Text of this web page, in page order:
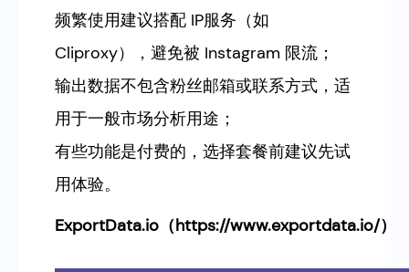
频繁使用建议搭配 IP服务（如
Cliproxy），避免被 Instagram 限流；
输出数据不包含粉丝邮箱或联系方式，适
用于一般市场分析用途；
有些功能是付费的，选择套餐前建议先试
用体验。
ExportData.io （https://www.exportdata.io/）